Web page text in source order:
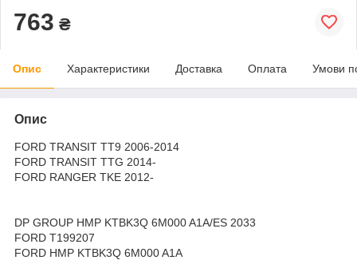
763 ₴
Опис Характеристики Доставка Оплата Умови
Опис
FORD TRANSIT TT9 2006-2014
FORD TRANSIT TTG 2014-
FORD RANGER TKE 2012-
DP GROUP HMP KTBK3Q 6M000 A1A/ES 2033
FORD T199207
FORD HMP KTBK3Q 6M000 A1A